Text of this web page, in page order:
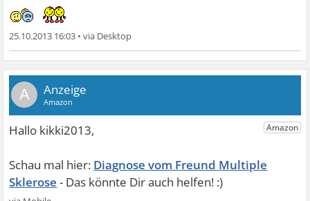
25.10.2013 16:03 •
A
Diagnose vom Freund Multiple
Sklerose